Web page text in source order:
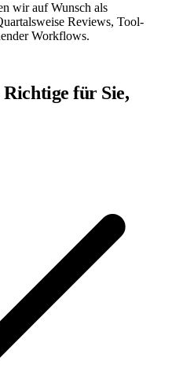
wir auf Wunsch als
Reviews, Tool-
Workflows.
für Sie,